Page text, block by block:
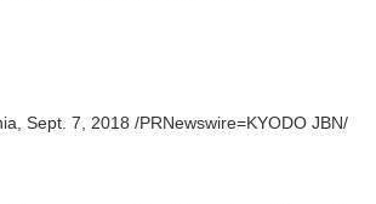
Sept. 7, 2018 /PRNewswire=KYODO JBN/